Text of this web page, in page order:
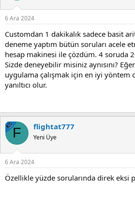
6 Ara 2024
Customdan 1 dakikalık sadece basit
deneme yaptım bütün soruları acele
hesap makinesi ile çözdüm. 4 soruda
Sizde deneyebilir misiniz aynısını?
uygulama çalışmak için en iyi yöntem
yanıltıcı olur.
KSF flightat777
Yeni Üye
6 Ara 2024
Özellikle yüzde sorularında direk eksi